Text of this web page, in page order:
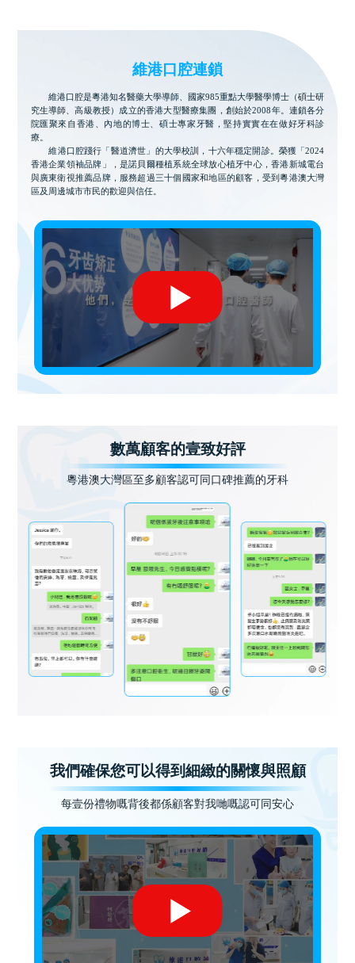
維港口腔連鎖
維港口腔是粵港知名醫藥大學導師、國家985重點大學醫學博士（碩士研
究生導師、高級教授）成立的香港大型醫療集團，創始於2008年。連鎖各分
院匯聚來自香港、內地的博士、碩士專家牙醫，堅持實實在在做好牙科診
療。
維港口腔踐行「醫道濟世」的大學校訓，十六年穩定開診。榮獲「2024
香港企業領袖品牌」，是諾貝爾種植系統全球放心植牙中心，香港新城電台
與廣東衛視推薦品牌，服務超過三十個國家和地區的顧客，受到粵港澳大灣
區及周邊城市市民的歡迎與信任。
數萬顧客的壹致好評
粵港澳大灣區至多顧客認可同口碑推薦的牙科
我們確保您可以得到細緻的關懷與照顧
每壹份禮物嘅背後都係顧客對我哋嘅認可同安心